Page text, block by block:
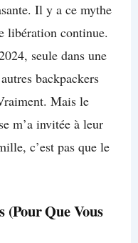
Il y a ce mythe
libération continue.
seule dans une
backpackers
Mais le
m’a invitée à leur
c’est pas que le
Que Vous